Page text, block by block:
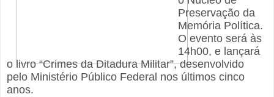
Preservação da
Memória Política.
O evento será às
14h00, e lançará
o livro “Crimes da Ditadura Militar”, desenvolvido
pelo Ministério Público Federal nos últimos cinco
anos.